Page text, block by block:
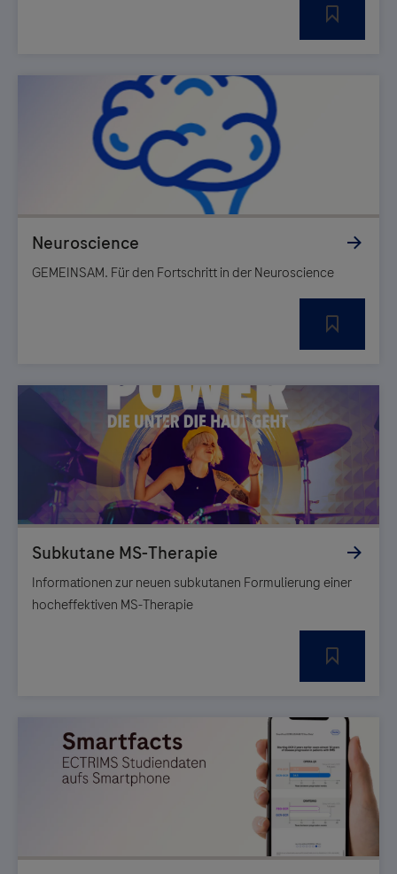
GEMEINSAM. Für den Fortschritt in der Neuroscience
Informationen zur neuen subkutanen Formulierung einer
hocheffektiven MS-Therapie